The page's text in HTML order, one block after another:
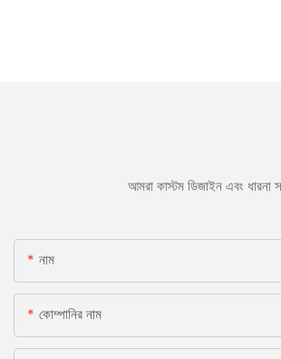
আমরা কাস্টম ডিজাইন এবং ধারনা
নাম
কোম্পানির নাম